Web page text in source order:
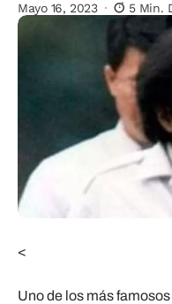
Mayo 16, 2023 5 Min.
<
Uno de los más